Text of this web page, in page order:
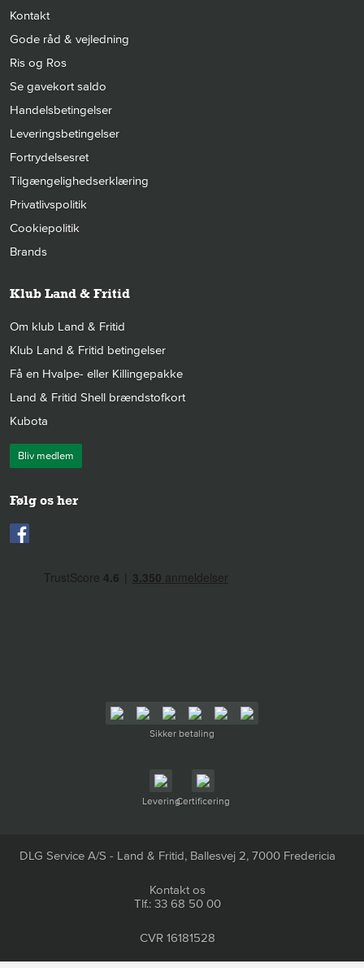
Kontakt
Gode råd & vejledning
Ris og Ros
Se gavekort saldo
Handelsbetingelser
Leveringsbetingelser
Fortrydelsesret
Tilgængelighedserklæring
Privatlivspolitik
Cookiepolitik
Brands
Klub Land & Fritid
Om klub Land & Fritid
Klub Land & Fritid betingelser
Få en Hvalpe- eller Killingepakke
Land & Fritid Shell brændstofkort
Kubota
Bliv medlem
Følg os her
Sikker betaling
LeveringCertificering
DLG Service A/S - Land & Fritid, Ballesvej 2, 7000 Fredericia
Kontakt os
Tlf.: 33 68 50 00
CVR 16181528